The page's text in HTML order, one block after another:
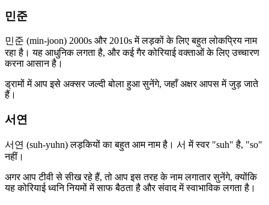
민준
민준 (min-joon) 2000s और 2010s में लड़कों के लिए बहुत लोकप्रिय नाम
रहा है। यह आधुनिक लगता है, और कई गैर कोरियाई वक्ताओं के लिए उच्चारण
करना आसान है।
ड्रामों में आप इसे अक्सर जल्दी बोला हुआ सुनेंगे, जहाँ अक्षर आपस में जुड़ जाते
हैं।
서연
서연 (suh-yuhn) लड़कियों का बहुत आम नाम है। 서 में स्वर "suh" है, "so"
नहीं।
अगर आप टीवी से सीख रहे हैं, तो आप इस तरह के नाम लगातार सुनेंगे, क्योंकि
यह कोरियाई ध्वनि नियमों में साफ बैठता है और संवाद में स्वाभाविक लगता है।